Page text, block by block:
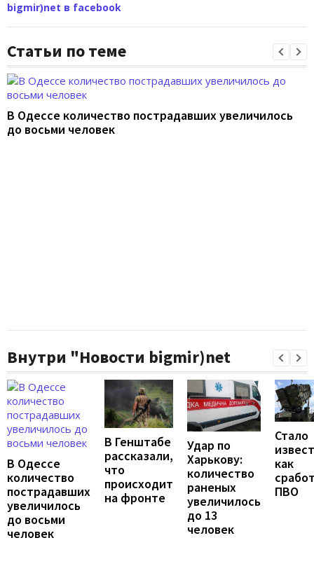
bigmir)net в facebook
Статьи по теме
В Одессе количество пострадавших увеличилось
до восьми человек
Внутри "Новости bigmir)net
В Одессе
количество
пострадавших
увеличилось
до восьми
человек
В Генштабе
рассказали,
что
происходит
на фронте
Удар по
Харькову:
количество
раненых
увеличилось
до 13
человек
Стало
как
ПВО